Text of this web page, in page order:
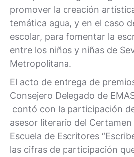
promover la creación
temática agua, y en el caso
escolar, para fomentar la
entre los niños y niñas de
Metropolitana.
El acto de entrega de
Consejero Delegado de
contó con la participación
asesor literario del
Escuela de Escritores
las cifras de participación